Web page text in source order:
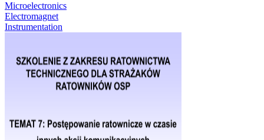
Microelectronics
Electromagnet
Instrumentation